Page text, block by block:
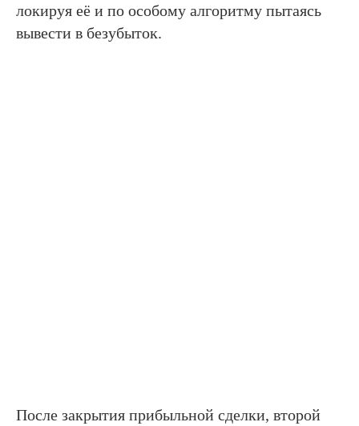
локируя её и по особому алгоритму пытаясь
вывести в безубыток.
После закрытия прибыльной сделки, второй